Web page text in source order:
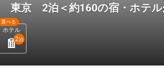
東京 2泊＜約160の宿・ホテル
ホテル
選べる
2泊